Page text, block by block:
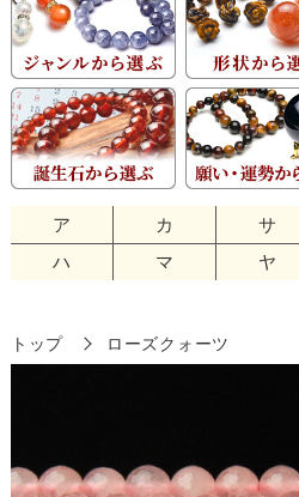
ア カ サ
ハ
マ ヤ
トップ ローズクォーツ